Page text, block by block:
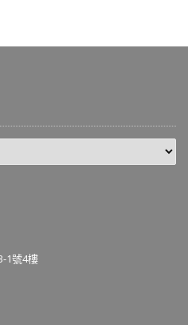
1號4樓